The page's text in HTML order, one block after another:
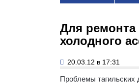
Для ремонта
холодного
20.03.12 в 17:31
Проблемы тагильских